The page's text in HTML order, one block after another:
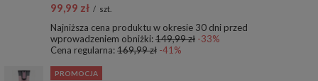
99,99 zł / szt.
Najniższa cena produktu w okresie 30 dni przed
wprowadzeniem obniżki:149,99 zł -33%
Cena regularna:169,99 zł -41%
PROMOCJA